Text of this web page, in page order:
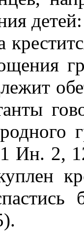
детей:
Ин. 2,